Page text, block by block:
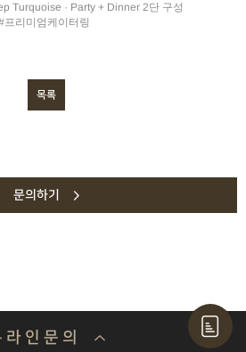
Turquoise · Party + Dinner 2단 구성
프리미엄케이터링
목록
문의하기
라 인 문 의